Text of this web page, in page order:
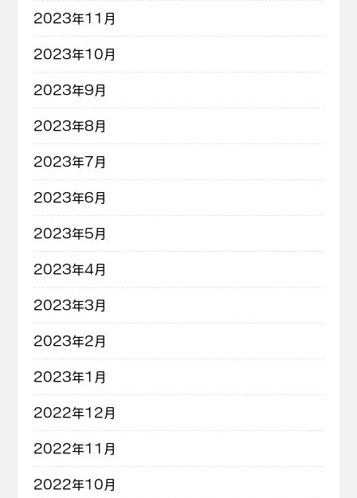
2023年11月
2023年10月
2023年9月
2023年8月
2023年7月
2023年6月
2023年5月
2023年4月
2023年3月
2023年2月
2023年1月
2022年12月
2022年11月
2022年10月